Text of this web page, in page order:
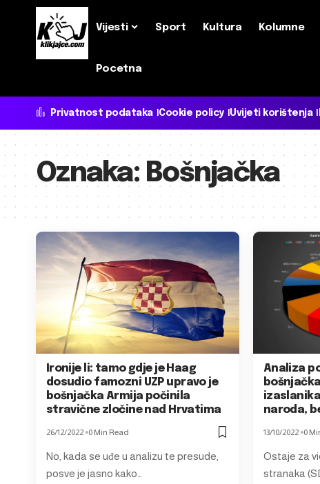
Vijesti Sport Kultura Kolumne
Pocetna
Privatnost podataka Cookie policy Uvijeti korištenja
Oznaka: Bošnjačka
Ironije li: tamo gdje je Haag
dosudio famozni UZP upravo je
bošnjačka Armija počinila
stravične zločine nad Hrvatima
26/12/2022 0 Min Read
No, kada se uđe u analizu te presude,
posve je jasno kako…
Analiza
naroda,
13/10/2022 0
Ostaje za
stranaka